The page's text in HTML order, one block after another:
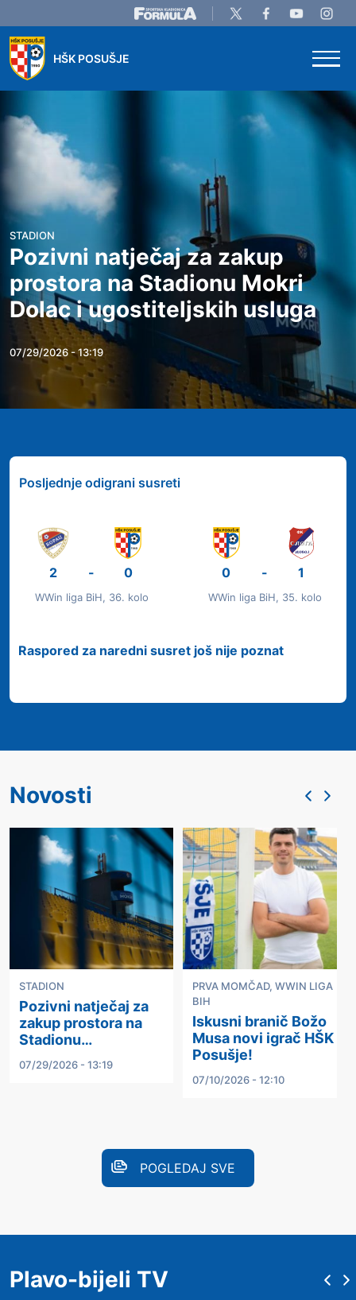
HŠK POSUŠJE
STADION
Pozivni natječaj za zakup
prostora na Stadionu Mokri
Dolac i ugostiteljskih usluga
07/29/2026 - 13:19
Posljednje odigrani susreti
2 - 0
WWin liga BiH, 36. kolo
0 - 1
WWin liga BiH, 35. kolo
Raspored za naredni susret još nije poznat
Novosti
STADION
Pozivni natječaj za
zakup prostora na
Stadionu…
07/29/2026 - 13:19
PRVA MOMČAD, WWIN LIGA
BIH
Iskusni branič Božo
Musa novi igrač HŠK
Posušje!
07/10/2026 - 12:10
POGLEDAJ SVE
Plavo-bijeli TV